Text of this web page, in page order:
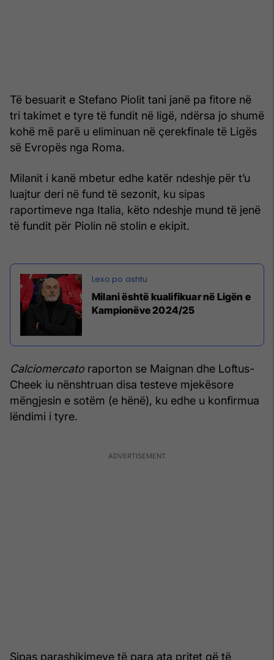
Të besuarit e Stefano Piolit tani janë pa fitore në
tri takimet e tyre të fundit në ligë, ndërsa jo shumë
kohë më parë u eliminuan në çerekfinale të Ligës
së Evropës nga Roma.
Milanit i kanë mbetur edhe katër ndeshje për t’u
luajtur deri në fund të sezonit, ku sipas
raportimeve nga Italia, këto ndeshje mund të jenë
të fundit për Piolin në stolin e ekipit.
Milani është kualifikuar në Ligën e
Kampionëve 2024/25
Calciomercato raporton se Maignan dhe Loftus-
Cheek iu nënshtruan disa testeve mjekësore
mëngjesin e sotëm (e hënë), ku edhe u konfirmua
lëndimi i tyre.
Sipas parashikimeve të para ata pritet që të